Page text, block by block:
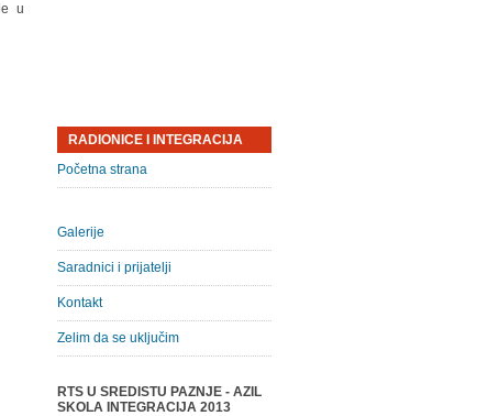
u
RADIONICE I INTEGRACIJA
Početna strana
Galerije
Saradnici i prijatelji
Kontakt
Zelim da se uključim
RTS U SREDISTU PAZNJE - AZIL
SKOLA INTEGRACIJA 2013